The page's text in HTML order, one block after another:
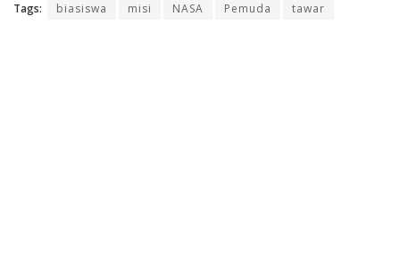
Tags: biasiswa misi NASA Pemuda tawar